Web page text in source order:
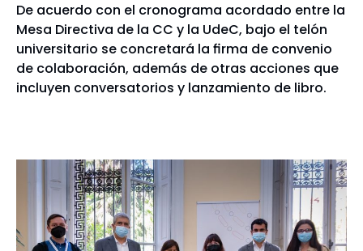
De acuerdo con el cronograma acordado entre la
Mesa Directiva de la CC y la UdeC, bajo el telón
universitario se concretará la firma de convenio
de colaboración, además de otras acciones que
incluyen conversatorios y lanzamiento de libro.